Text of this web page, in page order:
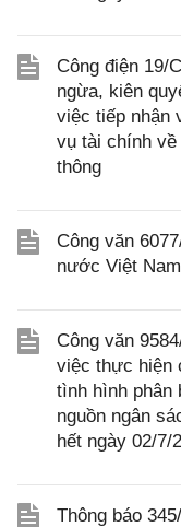
Công điện 19/
ngừa, kiên
việc tiếp nhận
vụ tài chính
thông
Công văn
nước Việt
Công văn
việc thực hiện
tình hình phân
nguồn ngân
hết ngày 02/7/
Thông báo